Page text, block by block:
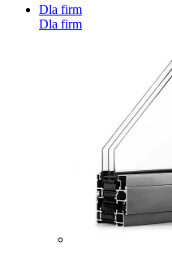
Dla firm
Dla firm